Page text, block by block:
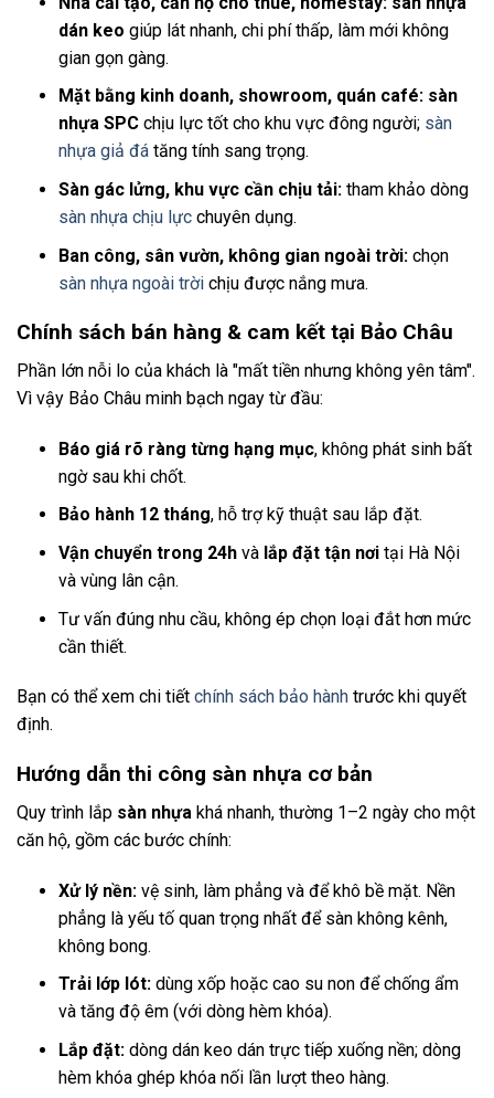
dán keo giúp lát nhanh, chi phí thấp, làm mới không
gian gọn gàng.
Mặt bằng kinh doanh, showroom, quán café: sàn
nhựa SPC chịu lực tốt cho khu vực đông người; sàn
nhựa giả đá tăng tính sang trọng.
Sàn gác lửng, khu vực cần chịu tải: tham khảo dòng
sàn nhựa chịu lực chuyên dụng.
Ban công, sân vườn, không gian ngoài trời: chọn
sàn nhựa ngoài trời chịu được nắng mưa.
Chính sách bán hàng & cam kết tại Bảo Châu
Phần lớn nỗi lo của khách là "mất tiền nhưng không yên tâm".
Vì vậy Bảo Châu minh bạch ngay từ đầu:
Báo giá rõ ràng từng hạng mục, không phát sinh bất
ngờ sau khi chốt.
Bảo hành 12 tháng, hỗ trợ kỹ thuật sau lắp đặt.
Vận chuyển trong 24h và lắp đặt tận nơi tại Hà Nội
và vùng lân cận.
Tư vấn đúng nhu cầu, không ép chọn loại đắt hơn mức
cần thiết.
Bạn có thể xem chi tiết chính sách bảo hành trước khi quyết
định.
Hướng dẫn thi công sàn nhựa cơ bản
Quy trình lắp sàn nhựa khá nhanh, thường 1–2 ngày cho một
căn hộ, gồm các bước chính:
Xử lý nền: vệ sinh, làm phẳng và để khô bề mặt. Nền
phẳng là yếu tố quan trọng nhất để sàn không kênh,
không bong.
Trải lớp lót: dùng xốp hoặc cao su non để chống ẩm
và tăng độ êm (với dòng hèm khóa).
Lắp đặt: dòng dán keo dán trực tiếp xuống nền; dòng
hèm khóa ghép khóa nối lần lượt theo hàng.